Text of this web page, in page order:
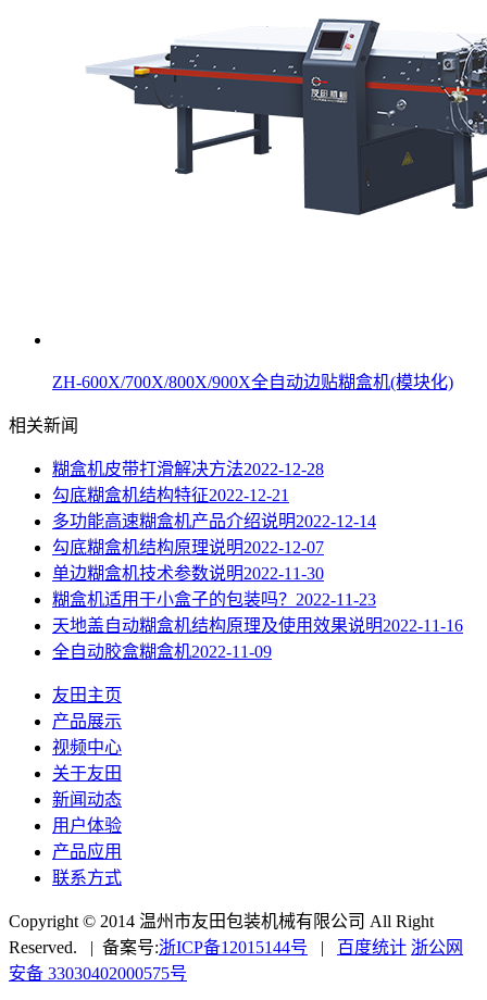
ZH-600X/700X/800X/900X全自动边贴糊盒机(模块化)
相关新闻
糊盒机皮带打滑解决方法2022-12-28
勾底糊盒机结构特征2022-12-21
多功能高速糊盒机产品介绍说明2022-12-14
勾底糊盒机结构原理说明2022-12-07
单边糊盒机技术参数说明2022-11-30
糊盒机适用于小盒子的包装吗？ 2022-11-23
天地盖自动糊盒机结构原理及使用效果说明2022-11-16
全自动胶盒糊盒机2022-11-09
友田主页
产品展示
视频中心
关于友田
新闻动态
用户体验
产品应用
联系方式
Copyright © 2014 温州市友田包装机械有限公司 All Right
Reserved. | 备案号:浙ICP备12015144号 | 百度统计 浙公网
安备 33030402000575号